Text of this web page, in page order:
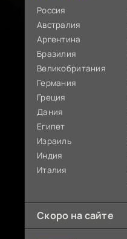
Россия
Австралия
Аргентина
Бразилия
Великобритания
Германия
Греция
Дания
Египет
Израиль
Индия
Италия
Скоро на сайте